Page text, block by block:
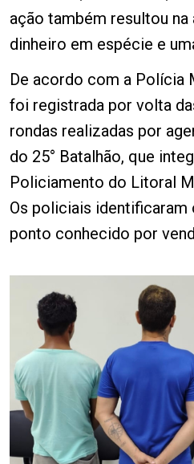
ação também resultou na
dinheiro em espécie e
De acordo com a Polícia
foi registrada por volta
rondas realizadas por
do 25° Batalhão, que
Policiamento do Litoral
Os policiais identificaram
ponto conhecido por